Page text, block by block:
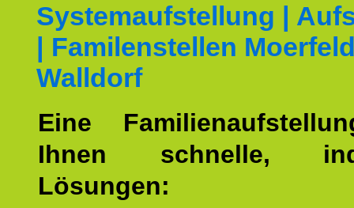
Systemaufstellung |
| Familenstellen
Walldorf
Eine
Ihnen schnelle,
Lösungen: